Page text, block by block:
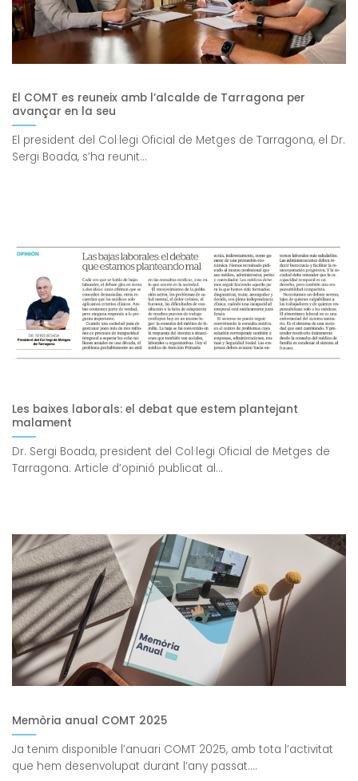
El COMT es reuneix amb l’alcalde de Tarragona per
avançar en la seu
El president del Col·legi Oficial de Metges de Tarragona, el Dr.
Sergi Boada, s’ha reunit...
Les baixes laborals: el debat que estem plantejant
malament
Dr. Sergi Boada, president del Col·legi Oficial de Metges de
Tarragona. Article d’opinió publicat al...
Memòria anual COMT 2025
Ja tenim disponible l’anuari COMT 2025, amb tota l’activitat
que hem desenvolupat durant l’any passat....